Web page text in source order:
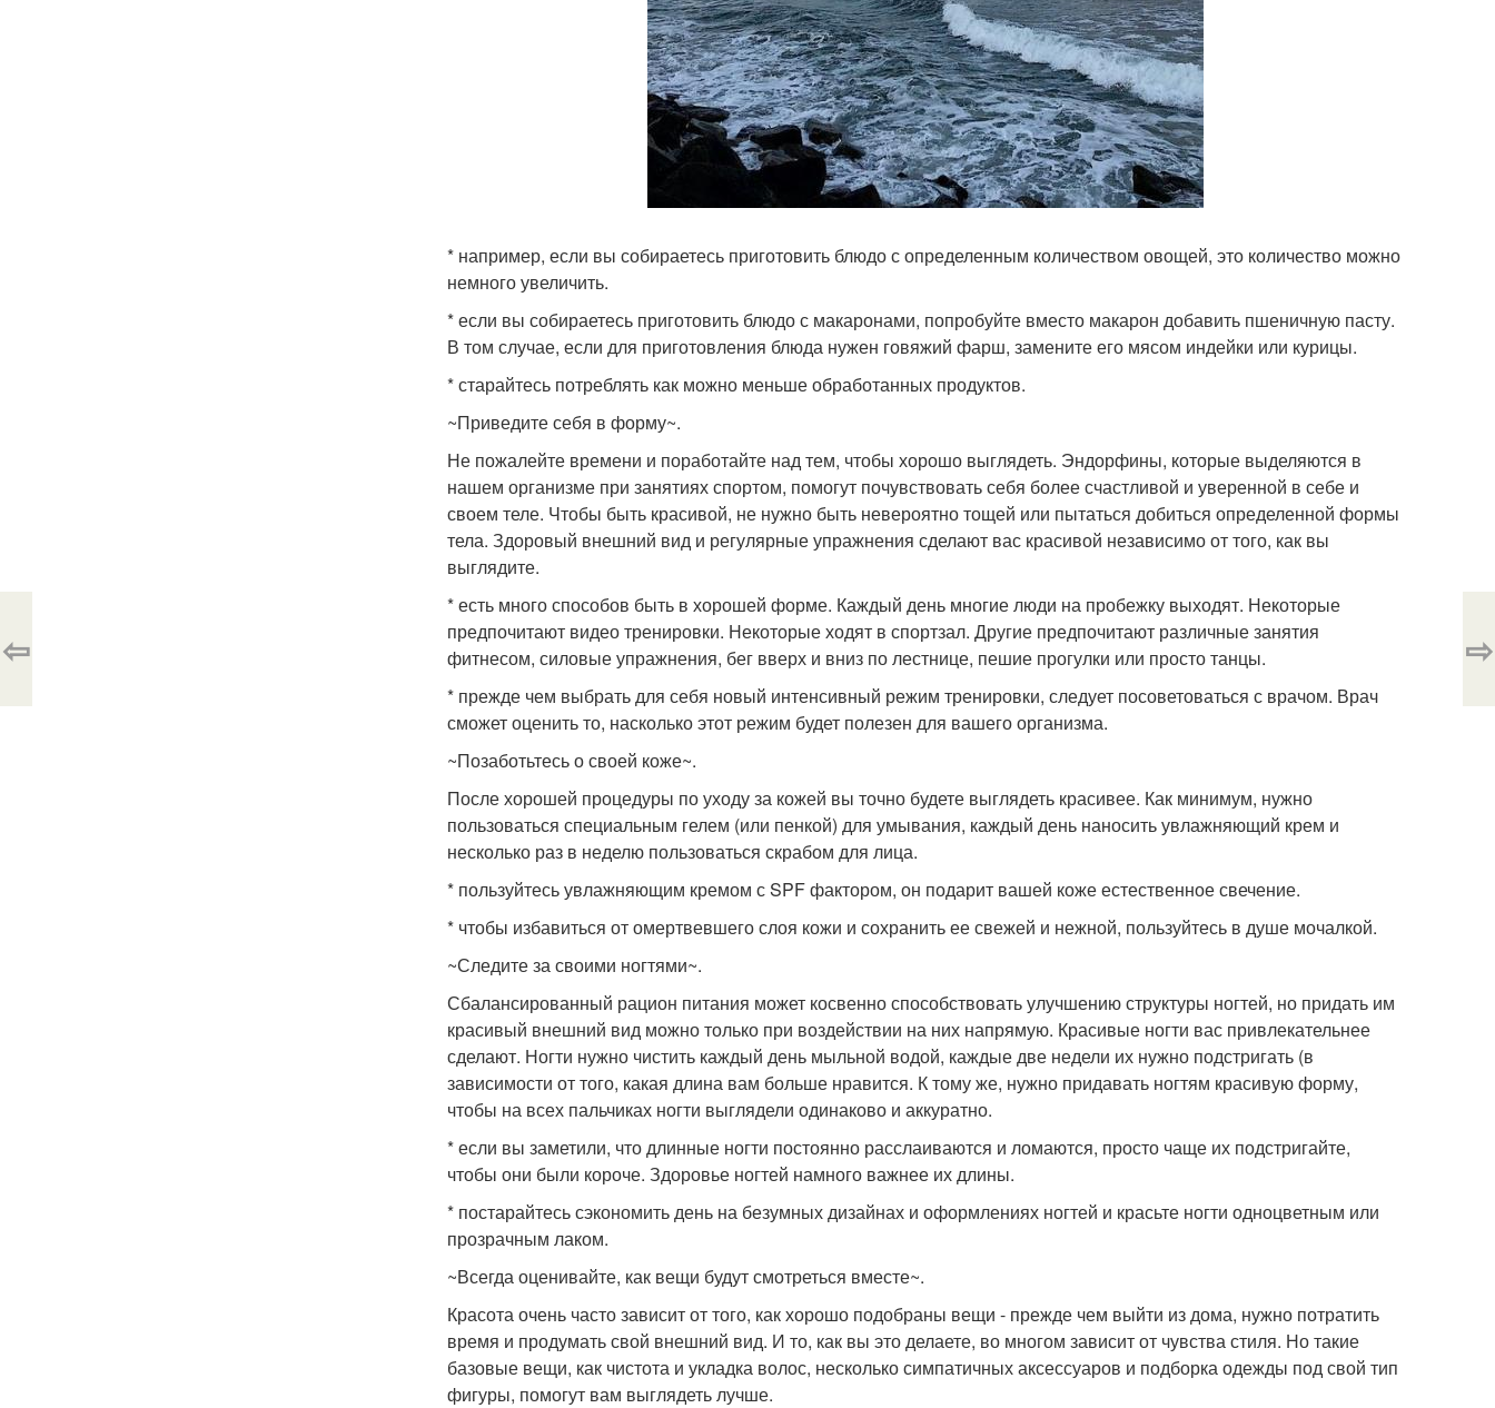
* например, если вы собираетесь приготовить блюдо с определенным количеством овощей, это количество можно
немного увеличить.
* если вы собираетесь приготовить блюдо с макаронами, попробуйте вместо макарон добавить пшеничную пасту.
В том случае, если для приготовления блюда нужен говяжий фарш, замените его мясом индейки или курицы.
* старайтесь потреблять как можно меньше обработанных продуктов.
~Приведите себя в форму~.
Не пожалейте времени и поработайте над тем, чтобы хорошо выглядеть. Эндорфины, которые выделяются в
нашем организме при занятиях спортом, помогут почувствовать себя более счастливой и уверенной в себе и
своем теле. Чтобы быть красивой, не нужно быть невероятно тощей или пытаться добиться определенной формы
тела. Здоровый внешний вид и регулярные упражнения сделают вас красивой независимо от того, как вы
выглядите.
* есть много способов быть в хорошей форме. Каждый день многие люди на пробежку выходят. Некоторые
предпочитают видео тренировки. Некоторые ходят в спортзал. Другие предпочитают различные занятия
фитнесом, силовые упражнения, бег вверх и вниз по лестнице, пешие прогулки или просто танцы.
* прежде чем выбрать для себя новый интенсивный режим тренировки, следует посоветоваться с врачом. Врач
сможет оценить то, насколько этот режим будет полезен для вашего организма.
~Позаботьтесь о своей коже~.
После хорошей процедуры по уходу за кожей вы точно будете выглядеть красивее. Как минимум, нужно
пользоваться специальным гелем (или пенкой) для умывания, каждый день наносить увлажняющий крем и
несколько раз в неделю пользоваться скрабом для лица.
* пользуйтесь увлажняющим кремом с SPF фактором, он подарит вашей коже естественное свечение.
* чтобы избавиться от омертвевшего слоя кожи и сохранить ее свежей и нежной, пользуйтесь в душе мочалкой.
~Следите за своими ногтями~.
Сбалансированный рацион питания может косвенно способствовать улучшению структуры ногтей, но придать им
красивый внешний вид можно только при воздействии на них напрямую. Красивые ногти вас привлекательнее
сделают. Ногти нужно чистить каждый день мыльной водой, каждые две недели их нужно подстригать (в
зависимости от того, какая длина вам больше нравится. К тому же, нужно придавать ногтям красивую форму,
чтобы на всех пальчиках ногти выглядели одинаково и аккуратно.
* если вы заметили, что длинные ногти постоянно расслаиваются и ломаются, просто чаще их подстригайте,
чтобы они были короче. Здоровье ногтей намного важнее их длины.
* постарайтесь сэкономить день на безумных дизайнах и оформлениях ногтей и красьте ногти одноцветным или
прозрачным лаком.
~Всегда оценивайте, как вещи будут смотреться вместе~.
Красота очень часто зависит от того, как хорошо подобраны вещи - прежде чем выйти из дома, нужно потратить
время и продумать свой внешний вид. И то, как вы это делаете, во многом зависит от чувства стиля. Но такие
базовые вещи, как чистота и укладка волос, несколько симпатичных аксессуаров и подборка одежды под свой тип
фигуры, помогут вам выглядеть лучше.
⇦ ⇨